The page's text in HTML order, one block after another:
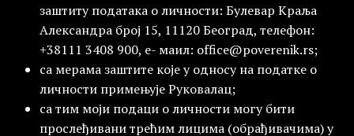
заштиту података о личности: Булевар Краља
Александра број 15, 11120 Београд, телефон:
+38111 3408 900, е- маил: office@poverenik.rs;
са мерама заштите које у односу на податке о
личности примењује Руковалац;
са тим моји подаци о личности могу бити
прослеђивани трећим лицима (обрађивачима) у